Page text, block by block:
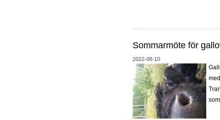
Sommarmöte för
2022-08-10